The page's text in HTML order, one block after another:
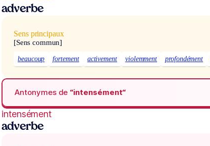
adverbe
Sens principaux
[Sens commun]
beaucoup fortement activement violemment profondément
Antonymes de “intensément“
intensément
adverbe